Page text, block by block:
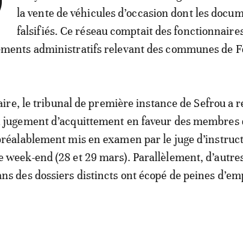
la vente de véhicules d’occasion dont les
falsifiés. Ce réseau comptait des
administratifs relevant des communes de
le tribunal de première instance de Sefrou a
d’acquittement en faveur des
mis en examen par le juge
week-end (28 et 29 mars). Parallèlement,
des dossiers distincts ont écopé de peines